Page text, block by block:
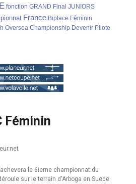
fonction GRAND Final JUNIORS
France Biplace Féminin
Oversea Championship Devenir Pilote
Féminin
le 6ieme championnat du
sur le terrain d'Arboga en Suede